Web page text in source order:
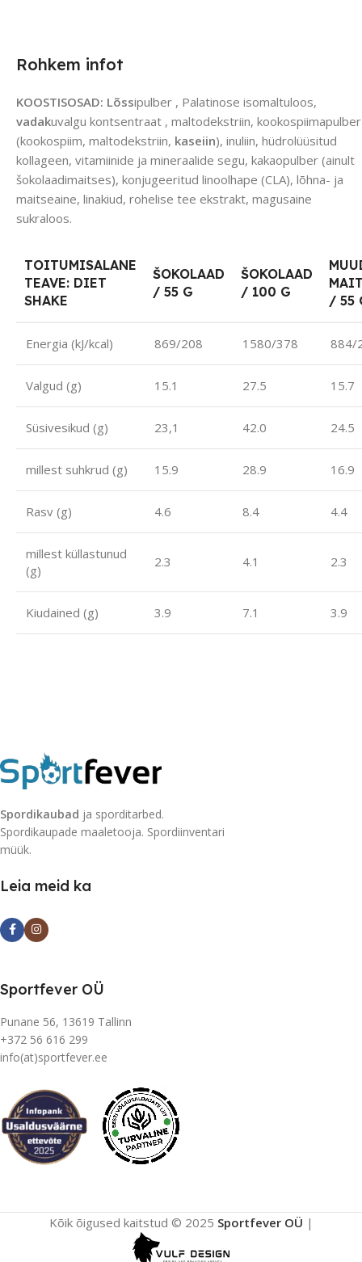
Rohkem infot
KOOSTISOSAD: Lõssipulber , Palatinose isomaltuloos,
vadakuvalgu kontsentraat , maltodekstriin, kookospiimapulber
(kookospiim, maltodekstriin, kaseiin), inuliin, hüdrolüüsitud
kollageen, vitamiinide ja mineraalide segu, kakaopulber (ainult
šokolaadimaitses), konjugeeritud linoolhape (CLA), lõhna- ja
maitseaine, linakiud, rohelise tee ekstrakt, magusaine
sukraloos.
TOITUMISALANE
TEAVE: DIET
SHAKE
ŠOKOLAAD
/ 55 G
ŠOKOLAAD
/ 100 G
/ 55
Energia (kJ/kcal) 869/208 1580/378 884/
Valgud (g) 15.1 27.5 15.7
Süsivesikud (g) 23,1 42.0 24.5
millest suhkrud (g) 15.9 28.9 16.9
Rasv (g) 4.6 8.4 4.4
millest küllastunud
(g)
2.3 4.1 2.3
Kiudained (g) 3.9 7.1 3.9
Spordikaubad ja sporditarbed.
Spordikaupade maaletooja. Spordiinventari
müük.
Leia meid ka
Sportfever OÜ
Punane 56, 13619 Tallinn
+372 56 616 299
info(at)sportfever.ee
Kõik õigused kaitstud © 2025 Sportfever OÜ |